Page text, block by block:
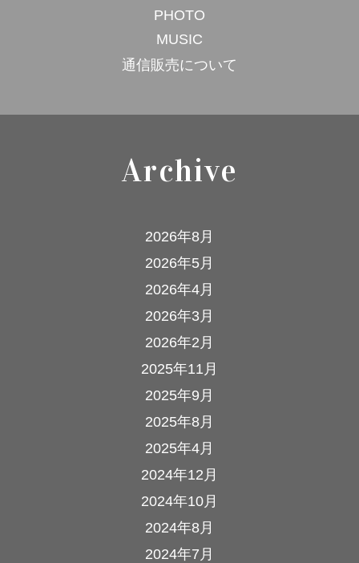
PHOTO
MUSIC
通信販売について
Archive
2026年8月
2026年5月
2026年4月
2026年3月
2026年2月
2025年11月
2025年9月
2025年8月
2025年4月
2024年12月
2024年10月
2024年8月
2024年7月